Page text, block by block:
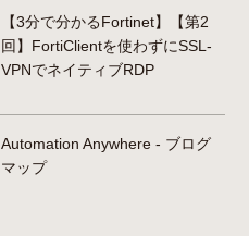
【3分で分かるFortinet】【第2
回】FortiClientを使わずにSSL-
VPNでネイティブRDP
Automation Anywhere - ブログ
マップ